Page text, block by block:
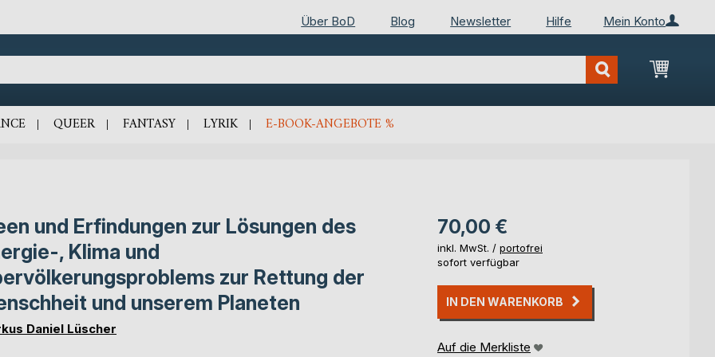
Mein Konto
Über BoD Blog Newsletter Hilfe
Mein
QUEER FANTASY LYRIK E-BOOK-ANGEBOTE %
und Erfindungen zur Lösungen des
, Klima und
zur Rettung der
und unserem Planeten
Daniel Lüscher
70,00 €
inkl. MwSt. / portofrei
sofort verfügbar
IN DEN WARENKORB
Auf die Merkliste